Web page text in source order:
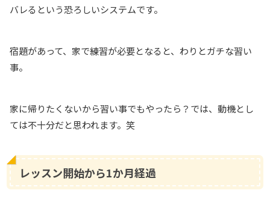
バレるという恐ろしいシステムです。
宿題があって、家で練習が必要となると、わりとガチな習い
事。
家に帰りたくないから習い事でもやったら？では、動機とし
ては不十分だと思われます。笑
レッスン開始から1か月経過